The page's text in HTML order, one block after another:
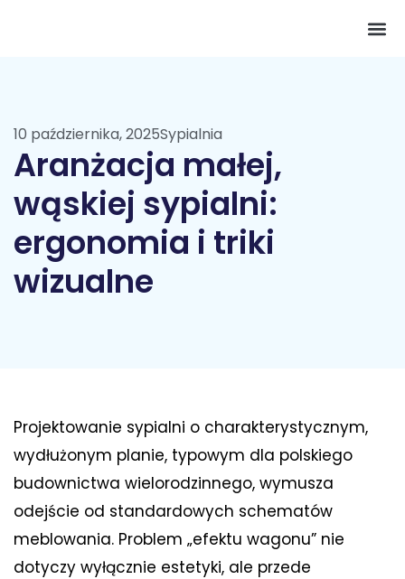
10 października, 2025Sypialnia
Aranżacja małej,
wąskiej sypialni:
ergonomia i triki
wizualne
Projektowanie sypialni o charakterystycznym,
wydłużonym planie, typowym dla polskiego
budownictwa wielorodzinnego, wymusza
odejście od standardowych schematów
meblowania. Problem „efektu wagonu” nie
dotyczy wyłącznie estetyki, ale przede